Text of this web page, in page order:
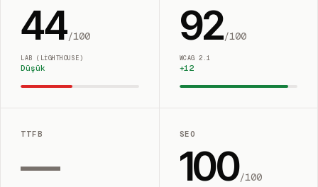
44/100
LAB (LIGHTHOUSE)
Düşük
92/100
WCAG 2.1
+12
TTFB
—
SEO
100/100